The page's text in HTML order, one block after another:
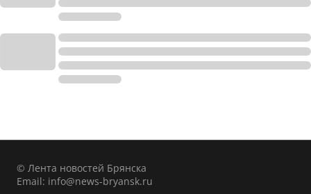
© Лента новостей Брянска
Email: info@news-bryansk.ru